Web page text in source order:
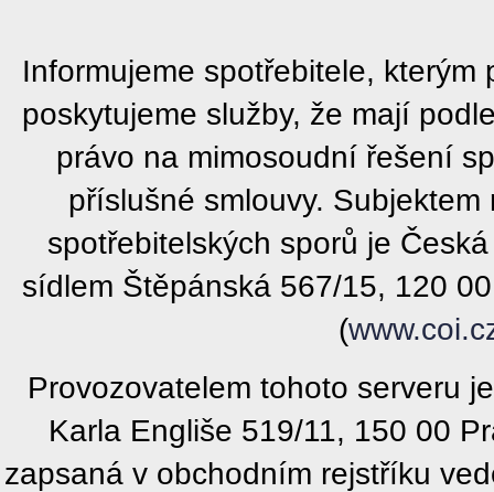
Informujeme spotřebitele, kterým
poskytujeme služby, že mají
právo na mimosoudní řešení
příslušné smlouvy.
spotřebitelských sporů je
sídlem Štěpánská 567/15, 120
(
Provozovatelem tohoto serveru
Karla Engliše 519/11, 150 00
zapsaná v obchodním rejstříku